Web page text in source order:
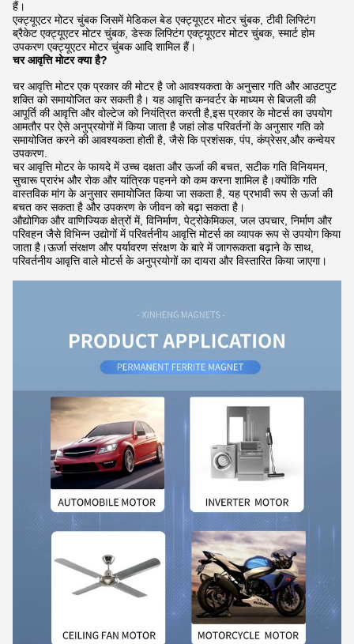
हैं।
एक्ट्यूएटर मोटर चुंबक जिसमें मेडिकल बेड एक्ट्यूएटर मोटर चुंबक, टीवी लिफ्टिंग
ब्रैकेट एक्ट्यूएटर मोटर चुंबक, डेस्क लिफ्टिंग एक्ट्यूएटर मोटर चुंबक, स्मार्ट होम
उपकरण एक्ट्यूएटर मोटर चुंबक आदि शामिल हैं।
चर आवृत्ति मोटर क्या है?
चर आवृत्ति मोटर एक प्रकार की मोटर है जो आवश्यकता के अनुसार गति और आउटपुट
शक्ति को समायोजित कर सकती है। यह आवृत्ति कनवर्टर के माध्यम से बिजली की
आपूर्ति की आवृत्ति और वोल्टेज को नियंत्रित करती है,इस प्रकार के मोटर्स का उपयोग
आमतौर पर ऐसे अनुप्रयोगों में किया जाता है जहां लोड परिवर्तनों के अनुसार गति को
समायोजित करने की आवश्यकता होती है, जैसे कि प्रशंसक, पंप, कंप्रेसर,और कन्वेयर
उपकरण.
चर आवृत्ति मोटर के फायदे में उच्च दक्षता और ऊर्जा की बचत, सटीक गति विनियमन,
सुचारू प्रारंभ और रोक और यांत्रिक पहनने को कम करना शामिल है।क्योंकि गति
वास्तविक मांग के अनुसार समायोजित किया जा सकता है, यह प्रभावी रूप से ऊर्जा की
बचत कर सकता है और उपकरण के जीवन को बढ़ा सकता है।
औद्योगिक और वाणिज्यिक क्षेत्रों में, विनिर्माण, पेट्रोकेमिकल, जल उपचार, निर्माण और
परिवहन जैसे विभिन्न उद्योगों में परिवर्तनीय आवृत्ति मोटर्स का व्यापक रूप से उपयोग किया
जाता है।ऊर्जा संरक्षण और पर्यावरण संरक्षण के बारे में जागरूकता बढ़ाने के साथ,
परिवर्तनीय आवृत्ति वाले मोटर्स के अनुप्रयोगों का दायरा और विस्तारित किया जाएगा।